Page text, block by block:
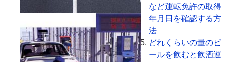
など運転免許の取得
年月日を確認する方
法
どれくらいの量のビ
ールを飲むと飲酒運